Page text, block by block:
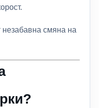
смяна на